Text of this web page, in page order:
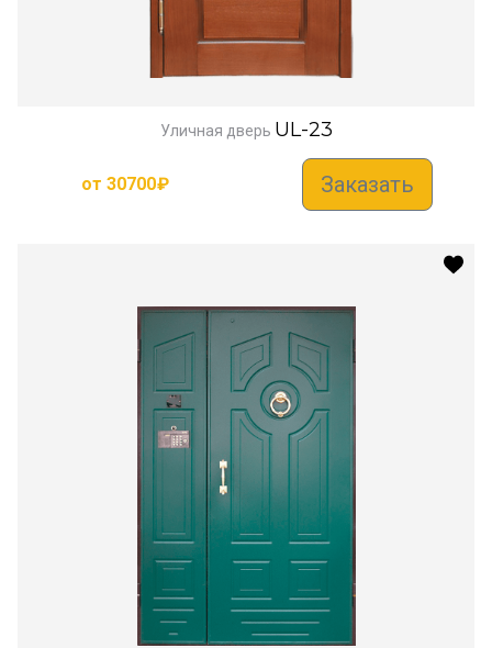
Уличная дверь UL-23
от 30700₽ Заказать